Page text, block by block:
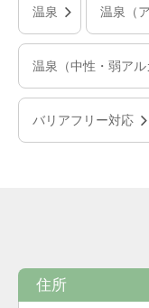
温泉 温泉（
温泉（中性・弱アル
バリアフリー対応
住所